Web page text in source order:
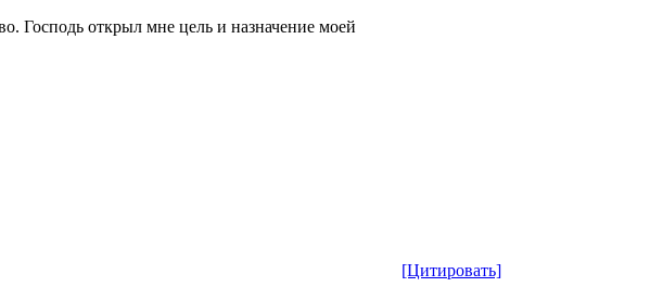
Господь открыл мне цель и назначение моей
[Цитировать]